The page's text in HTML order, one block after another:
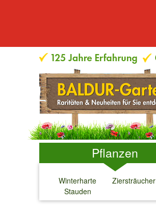
Pflanzen
Winterharte
Stauden
↓
Ziersträucher
↓